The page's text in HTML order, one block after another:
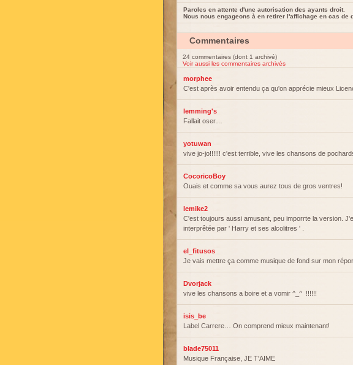
Paroles en attente d'une autorisation des ayants droit.
Nous nous engageons à en retirer l'affichage en cas de
Commentaires
24 commentaires (dont 1 archivé)
Voir aussi les commentaires archivés
morphee
C'est après avoir entendu ça qu'on apprécie mieux
lemming's
Fallait oser…
yotuwan
vive jo-jo!!!!!! c'est terrible, vive les chansons de
CocoricoBoy
Ouais et comme sa vous aurez tous de gros ventres!
lemike2
C'est toujours aussi amusant, peu imporrte la version.
interprêtée par ' Harry et ses alcolitres ' .
el_fitusos
Je vais mettre ça comme musique de fond sur mon
Dvorjack
vive les chansons a boire et a vomir ^_^ !!!!!!
isis_be
Label Carrere… On comprend mieux maintenant!
blade75011
Musique Française, JE T'AIME